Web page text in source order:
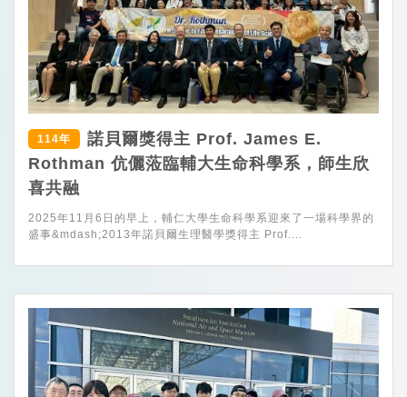
114年
諾貝爾獎得主 Prof. James E.
Rothman 伉儷蒞臨輔大生命科學系，師生欣
喜共融
2025年11月6日的早上，輔仁大學生命科學系迎來了一場科學界的
盛事&mdash;2013年諾貝爾生理醫學獎得主 Prof....